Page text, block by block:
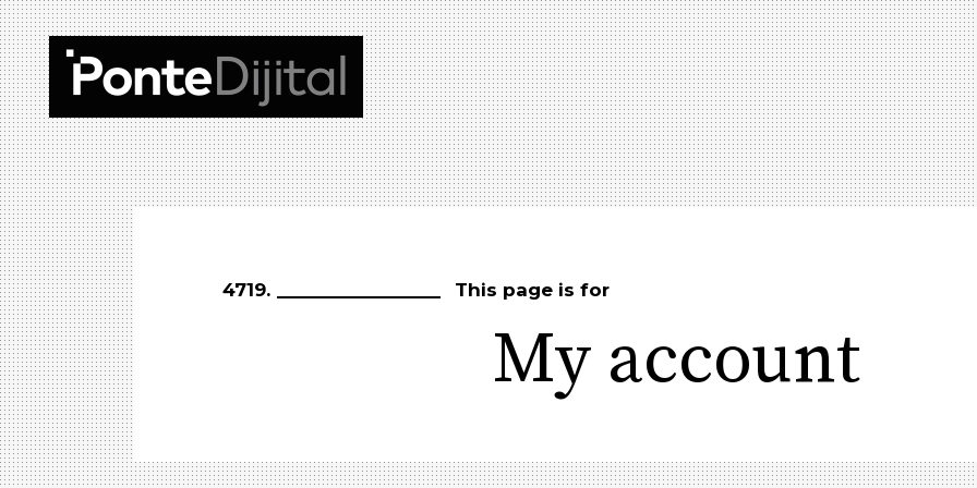
4719. This page is for
My account